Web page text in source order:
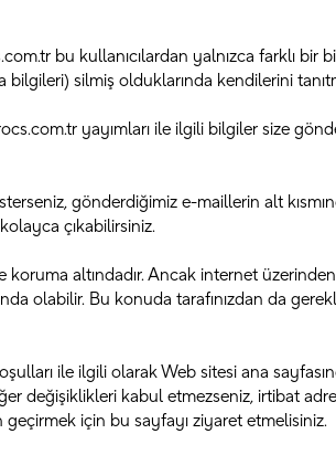
bu kullanıcılardan yalnızca farklı
silmiş olduklarında kendilerini
yayımları ile ilgili bilgiler size
gönderdiğimiz e-maillerin alt
çıkabilirsiniz.
altındadır. Ancak internet
olabilir. Bu konuda tarafınızdan da
ile ilgili olarak Web sitesi ana
değişiklikleri kabul etmezseniz, irtibat
için bu sayfayı ziyaret etmelisiniz.